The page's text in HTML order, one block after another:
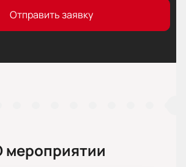
Отправить заявку
мероприятии